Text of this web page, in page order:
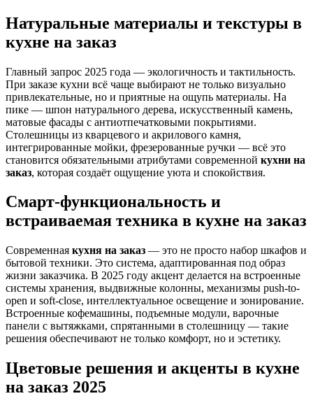
Натуральные материалы и текстуры в
кухне на заказ
Главный запрос 2025 года — экологичность и тактильность.
При заказе кухни всё чаще выбирают не только визуально
привлекательные, но и приятные на ощупь материалы. На
пике — шпон натурального дерева, искусственный камень,
матовые фасады с антиотпечатковыми покрытиями.
Столешницы из кварцевого и акрилового камня,
интегрированные мойки, фрезерованные ручки — всё это
становится обязательными атрибутами современной кухни на
заказ, которая создаёт ощущение уюта и спокойствия.
Смарт-функциональность и
встраиваемая техника в кухне на заказ
Современная кухня на заказ — это не просто набор шкафов и
бытовой техники. Это система, адаптированная под образ
жизни заказчика. В 2025 году акцент делается на встроенные
системы хранения, выдвижные колонны, механизмы push-to-
open и soft-close, интеллектуальное освещение и зонирование.
Встроенные кофемашины, подъемные модули, варочные
панели с вытяжками, спрятанными в столешницу — такие
решения обеспечивают не только комфорт, но и эстетику.
Цветовые решения и акценты в кухне
на заказ 2025